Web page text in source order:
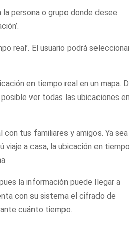
la persona o grupo donde desee
real’. El usuario podrá
en tiempo real en un mapa.
ver todas las ubicaciones
con tus familiares y amigos. Ya sea
a casa, la ubicación en
la información puede llegar a
con su sistema el cifrado de
cuánto tiempo.